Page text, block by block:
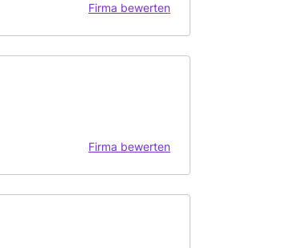
Firma bewerten
Firma bewerten